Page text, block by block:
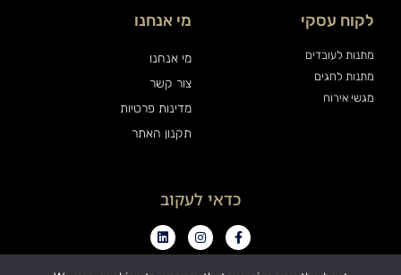
לקוח עסקי
מתנות לעובדים
מתנות לחגים
מגשי אירוח
מי אנחנו
מי אנחנו
צור קשר
מדינות פרטיות
תקנון האתר
כדאי לעקוב